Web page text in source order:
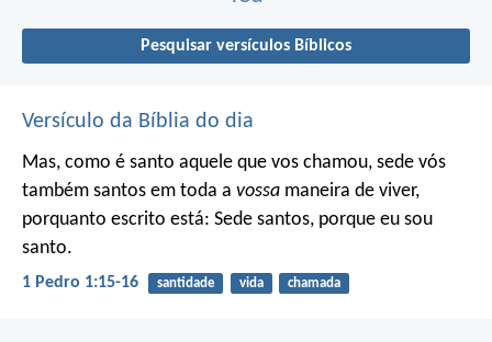
Pesquisar versículos Bíblicos
Versículo da Bíblia do dia
Mas, como é santo aquele que vos chamou, sede vós
também santos em toda a vossa maneira de viver,
porquanto escrito está: Sede santos, porque eu sou
santo.
1 Pedro 1:15-16 santidade vida chamada